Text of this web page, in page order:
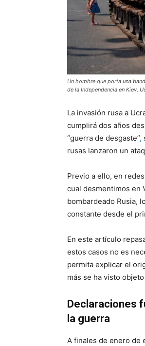
Un hombre que porta una
de la Independencia en Kiev,
La invasión rusa a
cumplirá dos años
“guerra de desgaste”,
rusas lanzaron un
Previo a ello, en
cual desmentimos en
bombardeado Rusia,
constante desde el
En este artículo
estos casos no es
permita explicar el
más se ha visto
Declaraciones
la guerra
A finales de enero de